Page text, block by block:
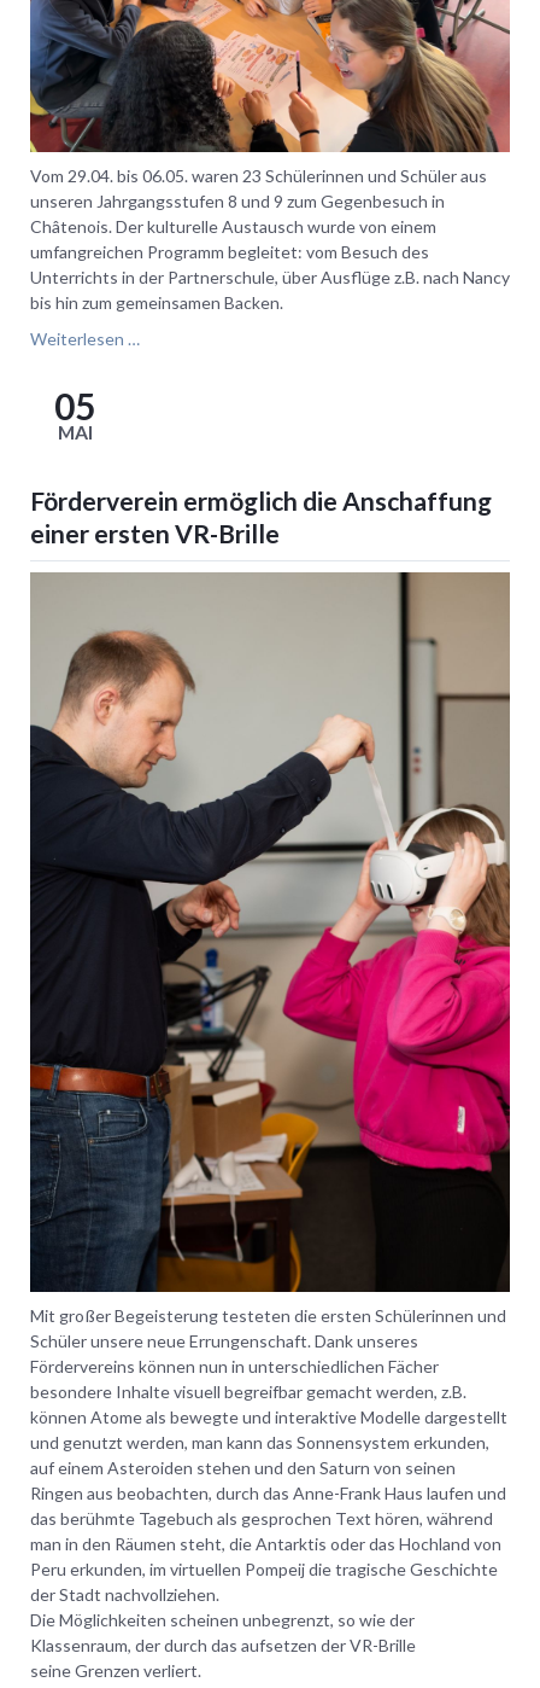
Vom 29.04. bis 06.05. waren 23 Schülerinnen und Schüler aus
unseren Jahrgangsstufen 8 und 9 zum Gegenbesuch in
Châtenois. Der kulturelle Austausch wurde von einem
umfangreichen Programm begleitet: vom Besuch des
Unterrichts in der Partnerschule, über Ausflüge z.B. nach Nancy
bis hin zum gemeinsamen Backen.
Weiterlesen …
Rostand
05
MAI
Förderverein ermöglich die Anschaffung
einer ersten VR-Brille
Mit großer Begeisterung testeten die ersten Schülerinnen und
Schüler unsere neue Errungenschaft. Dank unseres
Fördervereins können nun in unterschiedlichen Fächer
besondere Inhalte visuell begreifbar gemacht werden, z.B.
können Atome als bewegte und interaktive Modelle dargestellt
und genutzt werden, man kann das Sonnensystem erkunden,
auf einem Asteroiden stehen und den Saturn von seinen
Ringen aus beobachten, durch das Anne-Frank Haus laufen und
das berühmte Tagebuch als gesprochen Text hören, während
man in den Räumen steht, die Antarktis oder das Hochland von
Peru erkunden, im virtuellen Pompeij die tragische Geschichte
der Stadt nachvollziehen.
Die Möglichkeiten scheinen unbegrenzt, so wie der
Klassenraum, der durch das aufsetzen der VR-Brille
seine Grenzen verliert.